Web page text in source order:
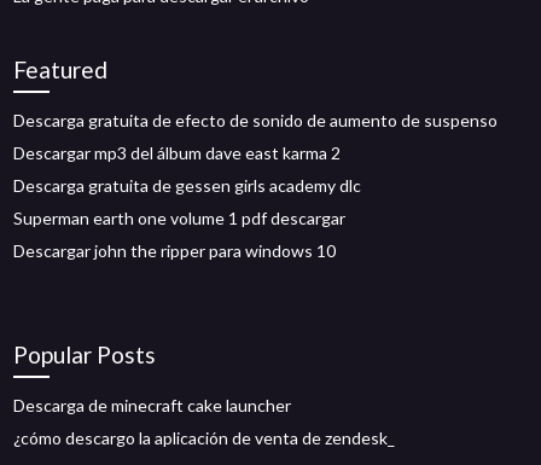
Featured
Descarga gratuita de efecto de sonido de aumento de suspenso
Descargar mp3 del álbum dave east karma 2
Descarga gratuita de gessen girls academy dlc
Superman earth one volume 1 pdf descargar
Descargar john the ripper para windows 10
Popular Posts
Descarga de minecraft cake launcher
¿cómo descargo la aplicación de venta de zendesk_